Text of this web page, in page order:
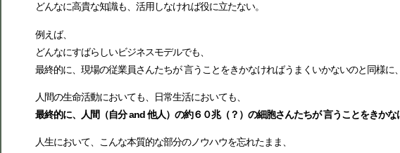
どんなに高貴な知識も、活用しなければ役に立たない。
例えば、
どんなにすばらしいビジネスモデルでも、
最終的に、現場の従業員さんたちが 言うことをきかなければうまくいかないのと同様に、
人間の生命活動においても、日常生活においても、
最終的に、人間（自分 and 他人）の約６０兆（？）の細胞さんたちが 言うことをきかな
人生において、こんな本質的な部分のノウハウを忘れたまま、